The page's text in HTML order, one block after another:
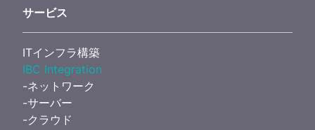
サービス
ITインフラ構築
IBC Integration
-ネットワーク
-サーバー
-クラウド